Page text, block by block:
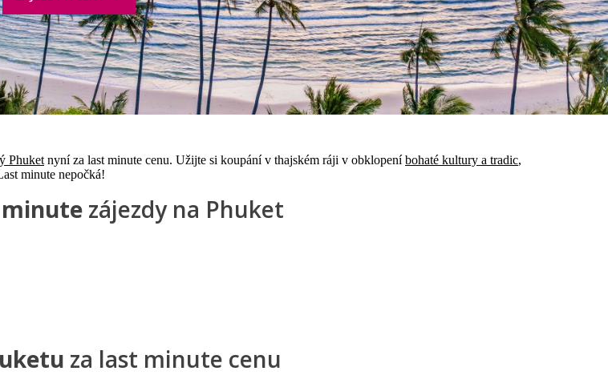
Phuket nyní za last minute cenu. Užijte si koupání v thajském ráji v obklopeníbohaté kultury a tradic,
minute nepočká!
zájezdy na Phuket
za last minute cenu